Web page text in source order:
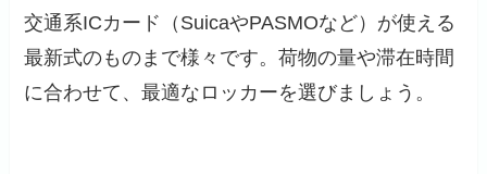
交通系ICカード（SuicaやPASMOなど）が使える
最新式のものまで様々です。荷物の量や滞在時間
に合わせて、最適なロッカーを選びましょう。